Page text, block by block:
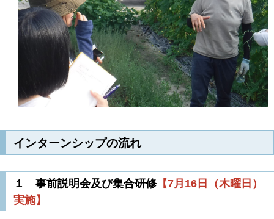
インターンシップの流れ
１ 事前説明会及び集合研修【7月16日（木曜日）
実施】